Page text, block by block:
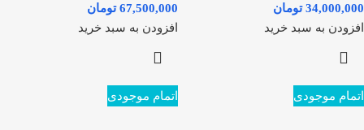
34,000,000 تومان
افزودن به سبد خرید
67,500,000 تومان
افزودن به سبد خرید
اتمام موجودی اتمام موجودی